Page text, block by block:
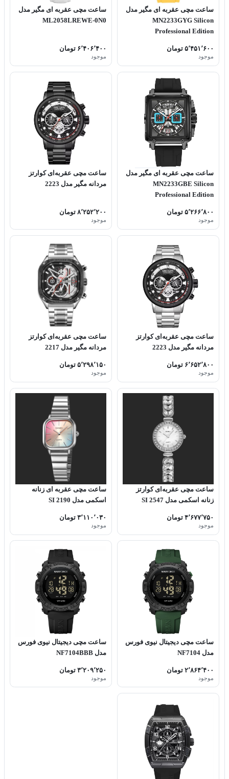
ساعت مچی عقربه ای مگیر مدل
MN2233GYG Silicon
Professional Edition
۵٬۴۵۱٬۶۰۰ تومان
موجود
ساعت مچی عقربه ای مگیر مدل
ML2058LREWE-0N0
۶٬۴۰۶٬۴۰۰ تومان
موجود
ساعت مچی عقربه ای مگیر مدل
MN2233GBE Silicon
Professional Edition
۵٬۲۶۶٬۸۰۰ تومان
موجود
ساعت مچی عقربه‌ای کوارتز
مردانه مگیر مدل 2223
۸٬۲۵۲٬۲۰۰ تومان
موجود
ساعت مچی عقربه‌ای کوارتز
مردانه مگیر مدل 2223
۶٬۶۵۲٬۸۰۰ تومان
موجود
ساعت مچی عقربه‌ای کوارتز
مردانه مگیر مدل 2217
۵٬۲۹۸٬۱۵۰ تومان
موجود
ساعت مچی عقربه‌ای کوارتز
زنانه اسکمی مدل 2547 SI
۴٬۶۷۷٬۷۵۰ تومان
موجود
ساعت مچی عقربه ای زنانه
اسکمی مدل 2190 SI
۳٬۱۱۰٬۰۳۰ تومان
موجود
ساعت مچی دیجیتال نیوی فورس
مدل NF7104
۲٬۸۶۴٬۴۰۰ تومان
موجود
ساعت مچی دیجیتال نیوی فورس
مدل NF7104BBB
۳٬۲۰۹٬۲۵۰ تومان
موجود